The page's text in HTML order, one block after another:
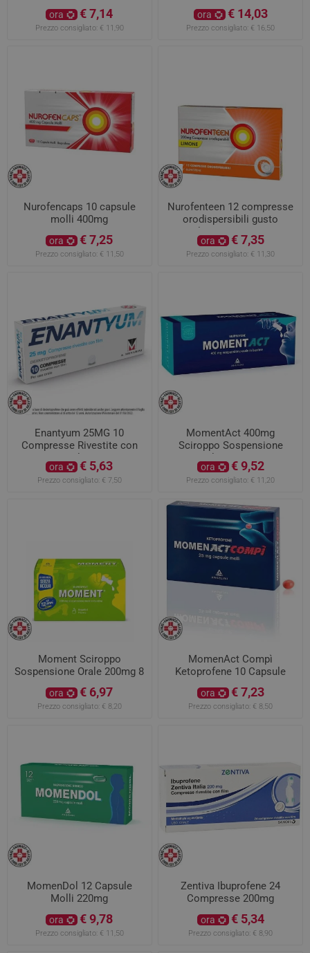
ora € 7,14
Prezzo consigliato: € 11,90
ora € 14,03
Prezzo consigliato: € 16,50
Nurofencaps 10 capsule
molli 400mg
ora € 7,25
Prezzo consigliato: € 11,50
Nurofenteen 12 compresse
orodispersibili gusto
limone 200mg
ora € 7,35
Prezzo consigliato: € 11,30
Enantyum 25MG 10
Compresse Rivestite con
Film
ora € 5,63
Prezzo consigliato: € 7,50
MomentAct 400mg
Sciroppo Sospensione
Orale 8 Bustine
ora € 9,52
Prezzo consigliato: € 11,20
Moment Sciroppo
Sospensione Orale 200mg 8
ora € 6,97
Prezzo consigliato: € 8,20
MomenAct Compì
Ketoprofene 10 Capsule
ora € 7,23
Prezzo consigliato: € 8,50
MomenDol 12 Capsule
Molli 220mg
ora € 9,78
Prezzo consigliato: € 11,50
Zentiva Ibuprofene 24
Compresse 200mg
ora € 5,34
Prezzo consigliato: € 8,90